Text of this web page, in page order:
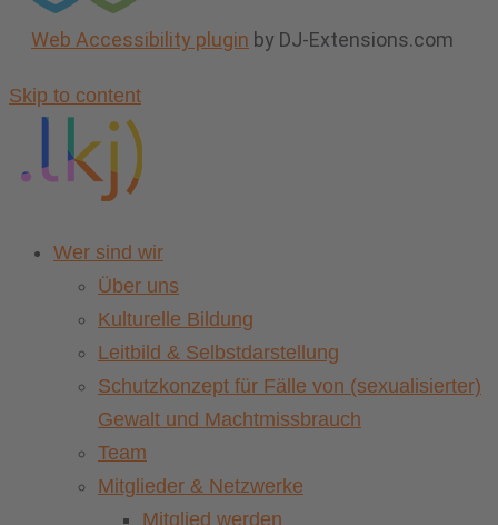
Web Accessibility plugin by DJ-Extensions.com
Skip to content
Wer sind wir
Über uns
Kulturelle Bildung
Leitbild & Selbstdarstellung
Schutzkonzept für Fälle von (sexualisierter)
Gewalt und Machtmissbrauch
Team
Mitglieder & Netzwerke
Mitglied werden